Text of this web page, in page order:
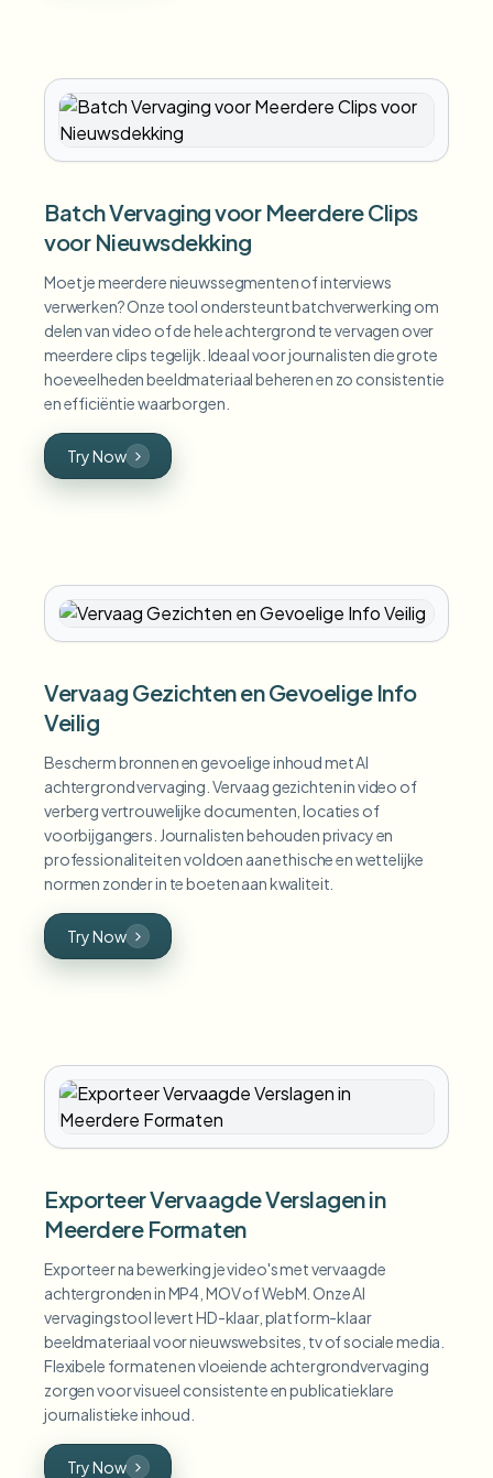
Batch Vervaging voor Meerdere Clips
voor Nieuwsdekking
Moet je meerdere nieuwssegmenten of interviews
verwerken? Onze tool ondersteunt batchverwerking om
delen van video of de hele achtergrond te vervagen over
meerdere clips tegelijk. Ideaal voor journalisten die grote
hoeveelheden beeldmateriaal beheren en zo consistentie
en efficiëntie waarborgen.
Try Now
Vervaag Gezichten en Gevoelige Info
Veilig
Bescherm bronnen en gevoelige inhoud met AI
achtergrond vervaging. Vervaag gezichten in video of
verberg vertrouwelijke documenten, locaties of
voorbijgangers. Journalisten behouden privacy en
professionaliteit en voldoen aan ethische en wettelijke
normen zonder in te boeten aan kwaliteit.
Try Now
Exporteer Vervaagde Verslagen in
Meerdere Formaten
Exporteer na bewerking je video's met vervaagde
achtergronden in MP4, MOV of WebM. Onze AI
vervagingstool levert HD-klaar, platform-klaar
beeldmateriaal voor nieuwswebsites, tv of sociale media.
Flexibele formaten en vloeiende achtergrondvervaging
zorgen voor visueel consistente en publicatieklare
journalistieke inhoud.
Try Now